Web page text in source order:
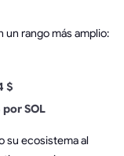
un rango más amplio:
$
SOL
su ecosistema al